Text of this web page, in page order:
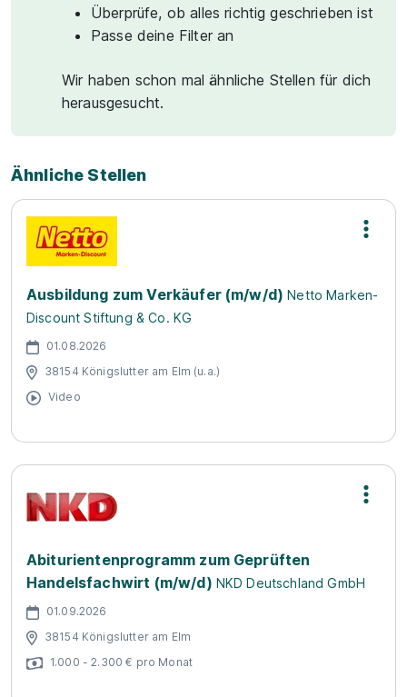
Überprüfe, ob alles richtig geschrieben ist
Passe deine Filter an
Wir haben schon mal ähnliche Stellen für dich
herausgesucht.
Ähnliche Stellen
Ausbildung zum Verkäufer (m/w/d) Netto Marken-
Discount Stiftung & Co. KG
01.08.2026
38154 Königslutter am Elm (u.a.)
Video
Abiturientenprogramm zum Geprüften
Handelsfachwirt (m/w/d) NKD Deutschland GmbH
01.09.2026
38154 Königslutter am Elm
1.000 - 2.300 € pro Monat